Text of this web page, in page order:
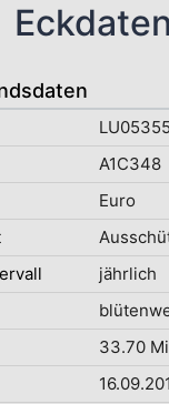
Eckdaten
A1C348
Euro
jährlich
33.70